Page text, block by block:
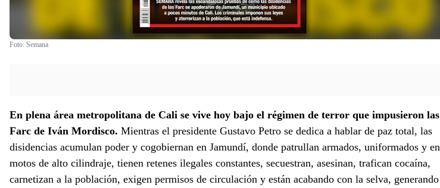
Foto: Semana
En plena área metropolitana de Cali se vive hoy bajo el régimen de terror que impusieron las
Farc de Iván Mordisco. Mientras el presidente Gustavo Petro se dedica a hablar de paz total, las
disidencias acumulan poder y cogobiernan en Jamundí, donde patrullan armados, uniformados y en
motos de alto cilindraje, tienen retenes ilegales constantes, secuestran, asesinan, trafican cocaína,
carnetizan a la población, exigen permisos de circulación y están acabando con la selva, generando